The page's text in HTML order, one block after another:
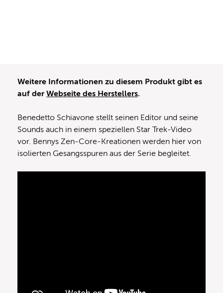
Weitere Informationen zu diesem Produkt gibt es
auf der Webseite des Herstellers.
Benedetto Schiavone stellt seinen Editor und seine
Sounds auch in einem speziellen Star Trek-Video
vor. Bennys Zen-Core-Kreationen werden hier von
isolierten Gesangsspuren aus der Serie begleitet.